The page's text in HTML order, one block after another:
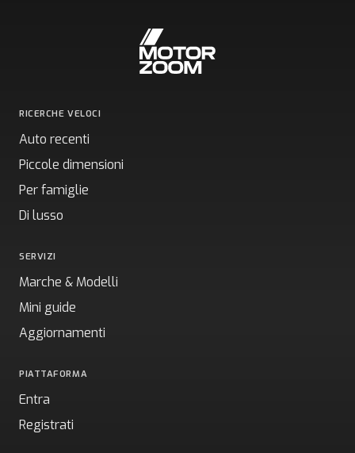
RICERCHE VELOCI
Auto recenti
Piccole dimensioni
Per famiglie
Di lusso
SERVIZI
Marche & Modelli
Mini guide
Aggiornamenti
PIATTAFORMA
Entra
Registrati